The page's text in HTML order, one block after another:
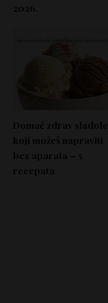
2026.
Domać zdrav
koji možeš napraviti
bez aparata – 5
recepata